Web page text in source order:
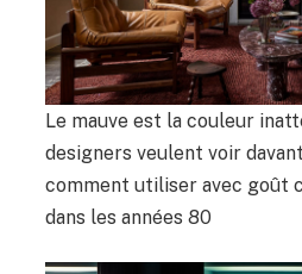
Le mauve est la couleur
designers veulent voir
comment utiliser avec goût
dans les années 80